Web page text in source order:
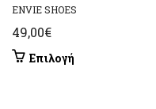
ENVIE SHOES
49,00€
Επιλογή